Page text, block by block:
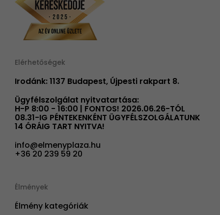
Elérhetőségek
Irodánk: 1137 Budapest, Újpesti rakpart 8.
Ügyfélszolgálat nyitvatartása:
H-P 8:00 - 16:00 | FONTOS! 2026.06.26-TÓL
08.31-IG PÉNTEKENKÉNT ÜGYFÉLSZOLGÁLATUNK
14 ÓRÁIG TART NYITVA!
info@elmenyplaza.hu
+36 20 239 59 20
Élmények
Élmény kategóriák